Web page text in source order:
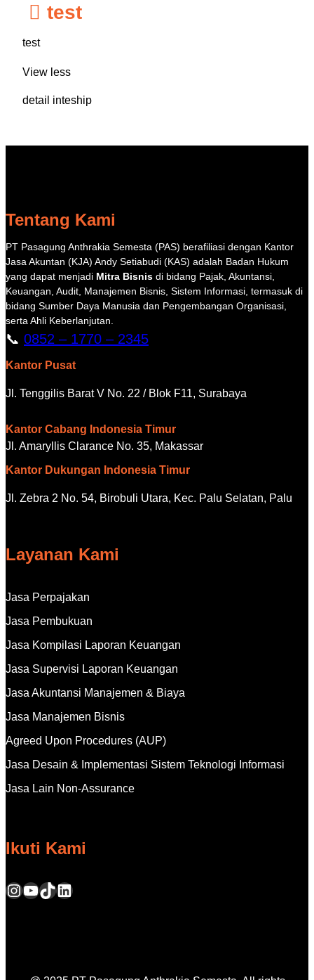
test
test
View less
detail inteship
Tentang Kami
PT Pasagung Anthrakia Semesta (PAS) berafiliasi dengan Kantor
Jasa Akuntan (KJA) Andy Setiabudi (KAS) adalah Badan Hukum
yang dapat menjadi Mitra Bisnis di bidang Pajak, Akuntansi,
Keuangan, Audit, Manajemen Bisnis, Sistem Informasi, termasuk di
bidang Sumber Daya Manusia dan Pengembangan Organisasi,
serta Ahli Keberlanjutan.
📞 0852 – 1770 – 2345
Kantor Pusat
Jl. Tenggilis Barat V No. 22 / Blok F11, Surabaya
Kantor Cabang Indonesia Timur
Jl. Amaryllis Clarance No. 35, Makassar
Kantor Dukungan Indonesia Timur
Jl. Zebra 2 No. 54, Birobuli Utara, Kec. Palu Selatan, Palu
Layanan Kami
Jasa Perpajakan
Jasa Pembukuan
Jasa Kompilasi Laporan Keuangan
Jasa Supervisi Laporan Keuangan
Jasa Akuntansi Manajemen & Biaya
Jasa Manajemen Bisnis
Agreed Upon Procedures (AUP)
Jasa Desain & Implementasi Sistem Teknologi Informasi
Jasa Lain Non-Assurance
Ikuti Kami